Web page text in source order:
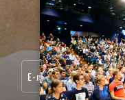
SCHRIJF JE